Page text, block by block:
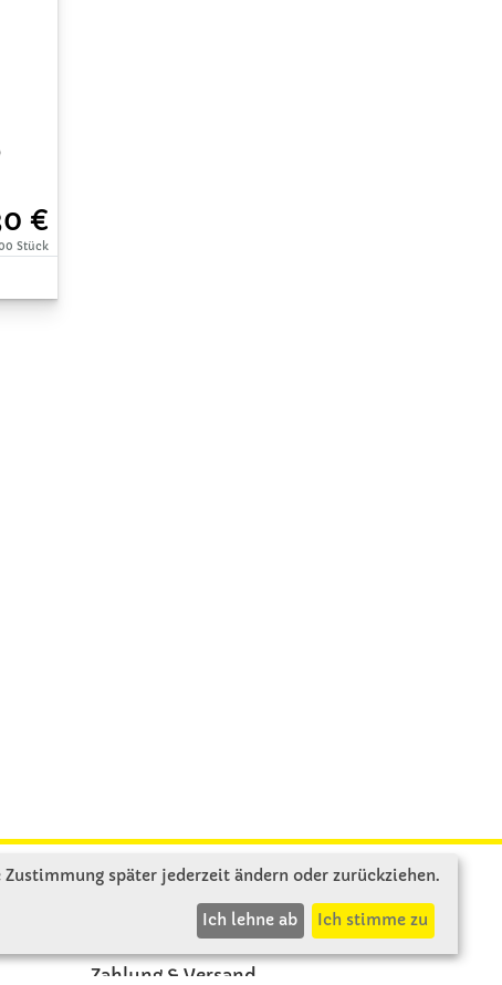
€
Stück
Zahlung & Versand
später jederzeit ändern oder zurückziehen.
Ich lehne ab Ich stimme zu